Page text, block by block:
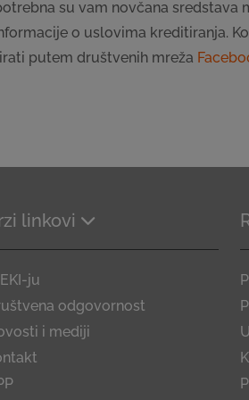
su vam novčana
o uslovima kreditiranja.
putem društvenih mreža
linkovi
ju
odgovornost
i mediji